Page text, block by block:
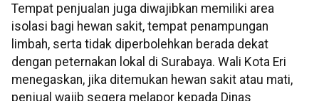
Tempat penjualan juga diwajibkan memiliki area
isolasi bagi hewan sakit, tempat penampungan
limbah, serta tidak diperbolehkan berada dekat
dengan peternakan lokal di Surabaya. Wali Kota Eri
menegaskan, jika ditemukan hewan sakit atau mati,
penjual wajib segera melapor kepada Dinas